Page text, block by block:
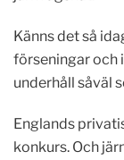
Känns det så
förseningar och
underhåll såväl
Englands
konkurs. Och